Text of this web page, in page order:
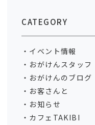
CATEGORY
イベント情報
おがけんスタッフ
おがけんのブログ
お客さんと
お知らせ
カフェTAKIBI